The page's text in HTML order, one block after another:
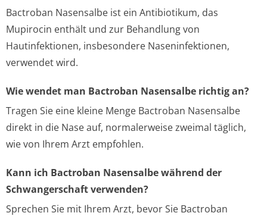
Bactroban Nasensalbe ist ein Antibiotikum, das
Mupirocin enthält und zur Behandlung von
Hautinfektionen, insbesondere Naseninfektionen,
verwendet wird.
Wie wendet man Bactroban Nasensalbe richtig an?
Tragen Sie eine kleine Menge Bactroban Nasensalbe
direkt in die Nase auf, normalerweise zweimal täglich,
wie von Ihrem Arzt empfohlen.
Kann ich Bactroban Nasensalbe während der
Schwangerschaft verwenden?
Sprechen Sie mit Ihrem Arzt, bevor Sie Bactroban